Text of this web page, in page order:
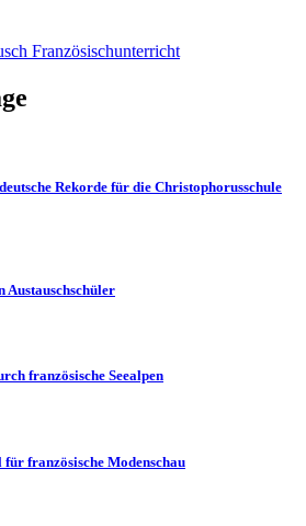
Französischunterricht
Rekorde für die Christophorusschule
Austauschschüler
französische Seealpen
französische Modenschau